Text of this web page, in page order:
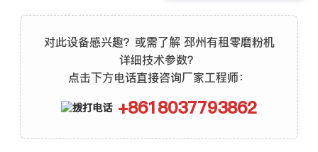
对此设备感兴趣？或需了解 邳州有租零磨粉机
详细技术参数？
点击下方电话直接咨询厂家工程师：
+8618037793862